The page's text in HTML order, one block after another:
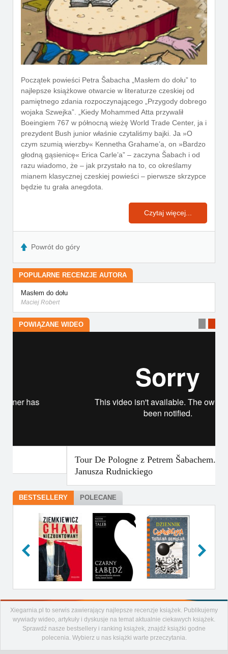
Początek powieści Petra Šabacha „Masłem do dołu” to
najlepsze książkowe otwarcie w literaturze czeskiej od
pamiętnego zdania rozpoczynającego „Przygody dobrego
wojaka Szwejka”. „Kiedy Mohammed Atta przywalił
Boeingiem 767 w północną wieżę World Trade Center, ja i
prezydent Bush junior właśnie czytaliśmy bajki. Ja »O
czym szumią wierzby« Kennetha Grahame’a, on »Bardzo
głodną gąsienicę« Erica Carle’a” – zaczyna Šabach i od
razu wiadomo, że – jak przystało na to, co określamy
mianem klasycznej czeskiej powieści – pierwsze skrzypce
będzie tu grała anegdota.
Czytaj więcej...
Powrót do góry
POPULARNE RECENZJE AUTORA
Masłem do dołu
Maciej Robert
POWIĄZANE WIDEO
Tour De Pologne z Petrem Šabachem. Felieton
Janusza Rudnickiego
BESTSELLERY POLECANE
Artykuły
Recenzje
Xiegarnia.pl to serwis zawierający najlepsze recenzje książek. Publikujemy
wywiady wideo, artykuły i dyskusje na temat aktualnie ciekawych książek.
Sprawdź nasze bestsellery i ranking książek, znajdź książki godne
polecenia. Wybierz u nas książki warte przeczytania.